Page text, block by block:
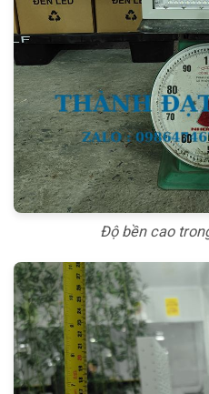
Độ bền cao